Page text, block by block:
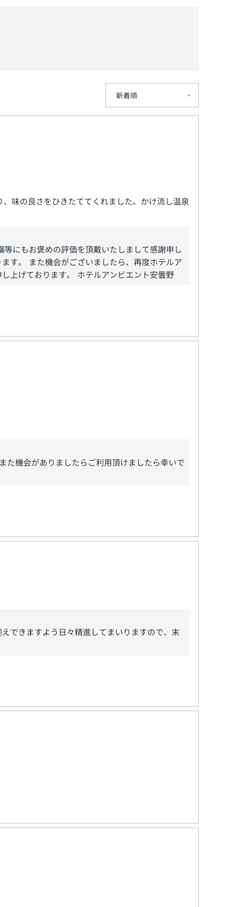
新着順
味の良さをひきたててくれました。かけ流し温泉
にもお褒めの評価を頂戴いたしまして感謝申し
す。 また機会がございましたら、再度ホテルア
上げております。 ホテルアンビエント安曇野
機会がありましたらご利用頂けましたら幸いで
できますよう日々精進してまいりますので、末